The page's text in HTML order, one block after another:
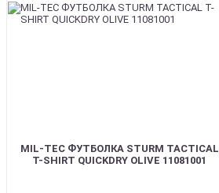
MIL-TEC ФУТБОЛКА STURM TACTICAL
T-SHIRT QUICKDRY OLIVE 11081001